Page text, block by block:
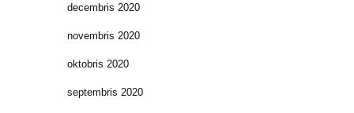
decembris 2020
novembris 2020
oktobris 2020
septembris 2020